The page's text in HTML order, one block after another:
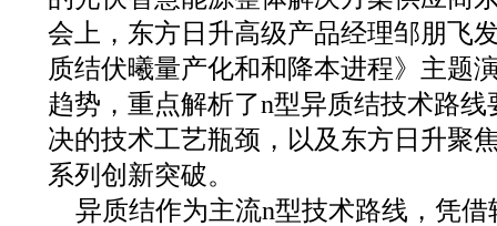
会上，东方日升高级产品经理邹朋飞
质结伏曦量产化和和降本进程》主题
趋势，重点解析了n型异质结技术路
决的技术工艺瓶颈，以及东方日升聚
系列创新突破。
异质结作为主流n型技术路线，凭